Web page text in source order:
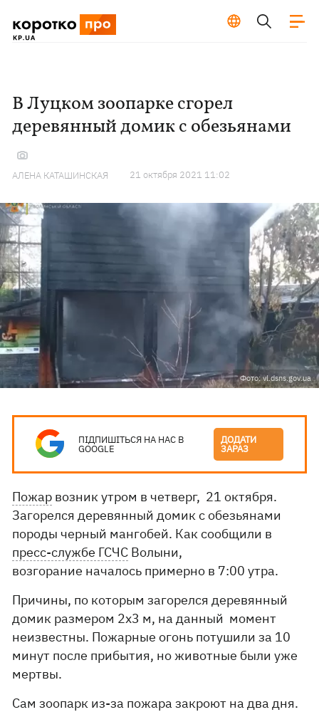
В Луцком зоопарке сгорел
деревянный домик с обезьянами
АЛЕНА КАТАШИНСКАЯ 21 октября 2021 11:02
Фото: vl.dsns.gov.ua
ПІДПИШІТЬСЯ НА НАС В
GOOGLE
ДОДАТИ
ЗАРАЗ
Пожар возник утром в четверг, 21 октября.
Загорелся деревянный домик с обезьянами
породы черный мангобей. Как сообщили в
пресс-службе ГСЧС Волыни,
возгорание началось примерно в 7:00 утра.
Причины, по которым загорелся деревянный
домик размером 2х3 м, на данный момент
неизвестны. Пожарные огонь потушили за 10
минут после прибытия, но животные были уже
мертвы.
Сам зоопарк из-за пожара закроют на два дня.